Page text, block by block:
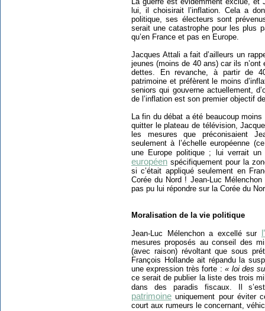
lui, il choisirait l’inflation. Cela a
politique, ses électeurs sont
serait une catastrophe pour les plus
qu’en France et pas en Europe.
Jacques Attali a fait d’ailleurs un
jeunes (moins de 40 ans) car ils
dettes. En revanche, à partir de
patrimoine et préfèrent le moins
seniors qui gouverne actuellement,
de l’inflation est son premier objectif
La fin du débat a été beaucoup
quitter le plateau de télévision,
les mesures que préconisaient
seulement à l’échelle européenne
une Europe politique ; lui verrait
européen spécifiquement pour la
si c’était appliqué seulement en
Corée du Nord ! Jean-Luc
pas pu lui répondre sur la Corée du
Moralisation de la vie politique
Jean-Luc Mélenchon a excellé sur
mesures proposés au conseil des
(avec raison) révoltant que sous
François Hollande ait répandu la
une expression très forte :« loi des
ce serait de publier la liste des trois
dans des paradis fiscaux. Il
patrimoine uniquement pour éviter
court aux rumeurs le concernant,